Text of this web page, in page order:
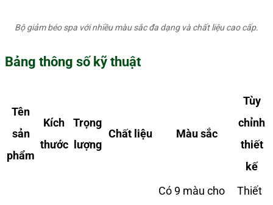
Bộ giảm béo spa với nhiều màu sắc đa dạng và chất liệu cao cấp.
Bảng thông số kỹ thuật
Tên
sản
phẩm
Kích
thước
Trọng
lượng
Chất liệu Màu sắc
Tùy
chỉnh
thiết
kế
Có 9 màu cho
Thiết